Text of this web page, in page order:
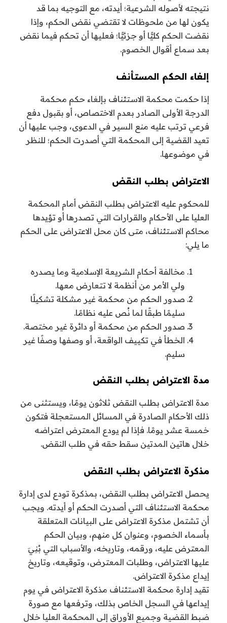
نتيجته لأصوله الشرعية؛ أيدته، مع التوجيه بما قد
يكون لها من ملحوظات لا تقتضي نقض الحكم، وإذا
نقضت الحكم كليًّا أو جزئيًّا؛ فعليها أن تحكم فيما نقض
بعد سماع أقوال الخصوم.
إلغاء الحكم المستأنف
إذا حكمت محكمة الاستئناف بإلغاء حكم محكمة
الدرجة الأولى الصادر بعدم الاختصاص، أو بقبول دفع
فرعي ترتب عليه منع السير في الدعوى، وجب عليها أن
تعيد القضية إلى المحكمة التي أصدرت الحكم؛ للنظر
في موضوعها.
الاعتراض بطلب النقض
للمحكوم عليه الاعتراض بطلب النقض أمام المحكمة
العليا على الأحكام والقرارات التي تصدرها أو تؤيدها
محاكم الاستئناف، متى كان محل الاعتراض على الحكم
ما يلي:
مخالفة أحكام الشريعة الإسلامية وما يصدره
ولي الأمر من أنظمة لا تتعارض معها.
صدور الحكم من محكمة غير مشكلة تشكيلًا
سليمًا طبقًا لما نُص عليه نظامًا.
صدور الحكم من محكمة أو دائرة غير مختصة.
الخطأ في تكييف الواقعة، أو وصفها وصفًا غير
سليم.
مدة الاعتراض بطلب النقض
مدة الاعتراض بطلب النقض ثلاثون يومًا، ويستثنى من
ذلك الأحكام الصادرة في المسائل المستعجلة فتكون
خمسة عشر يومًا. فإذا لم يودع المعترض اعتراضه
خلال هاتين المدتين سقط حقه في طلب النقض.
مذكرة الاعتراض بطلب النقض
يحصل الاعتراض بطلب النقض، بمذكرة تودع لدى إدارة
محكمة الاستئناف التي أصدرت الحكم أو أيدته. ويجب
أن تشتمل مذكرة الاعتراض على البيانات المتعلقة
بأسماء الخصوم، وعنوان كل منهم، وبيان الحكم
المعترض عليه، ورقمه، وتاريخه، والأسباب التي بُنِيَ
عليها الاعتراض، وطلبات المعترض، وتوقيعه، وتاريخ
إيداع مذكرة الاعتراض.
تقيد إدارة محكمة الاستئناف مذكرة الاعتراض في يوم
إيداعها في السجل الخاص بذلك، وترفعها مع صورة
ضبط القضية وجميع الأوراق إلى المحكمة العليا خلال